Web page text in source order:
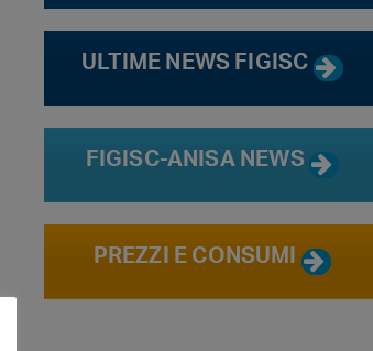
ULTIME NEWS FIGISC
FIGISC-ANISA NEWS
PREZZI E CONSUMI